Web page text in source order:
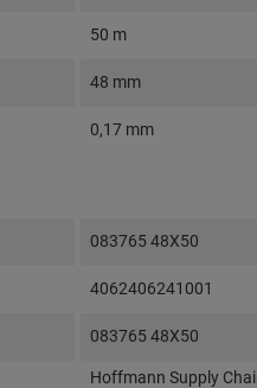
50 m
48 mm
0,17 mm
083765 48X50
4062406241001
083765 48X50
Hoffmann Supply